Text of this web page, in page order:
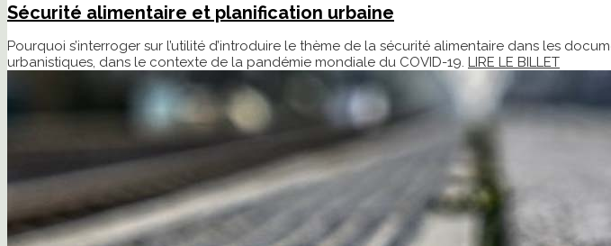
Sécurité alimentaire et planification urbaine
Pourquoi s’interroger sur l’utilité d’introduire le thème de la sécurité alimentaire dans les
urbanistiques, dans le contexte de la pandémie mondiale du COVID-19. LIRE LE BILLET